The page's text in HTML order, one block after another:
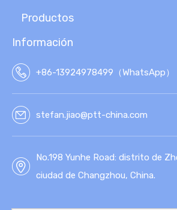
Productos
Información
+86-13924978499（WhatsApp）
stefan.jiao@ptt-china.com
No.198 Yunhe Road: distrito de
ciudad de Changzhou, China.